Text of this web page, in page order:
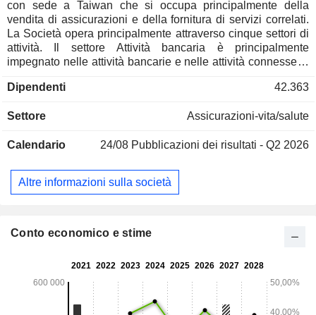
con sede a Taiwan che si occupa principalmente della
vendita di assicurazioni e della fornitura di servizi correlati.
La Società opera principalmente attraverso cinque settori di
attività. Il settore Attività bancaria è principalmente
impegnato nelle attività bancarie e nelle attività connesse. Il
impegnato nella fornitura di varie assicurazioni. Il settore
fornitura di assicurazioni sulla vita. Il settore Titoli è
settore Altro è impegnato nelle attività di holding finanziaria,
Dipendenti 42.363
Settore Assicurazioni-vita/salute
Calendario 24/08 Pubblicazioni dei risultati - Q2 2026
Altre informazioni sulla società
Conto economico e stime